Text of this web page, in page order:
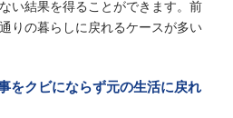
い結果を得ることができます。前
りの暮らしに戻れるケースが多い
をクビにならず元の生活に戻れ